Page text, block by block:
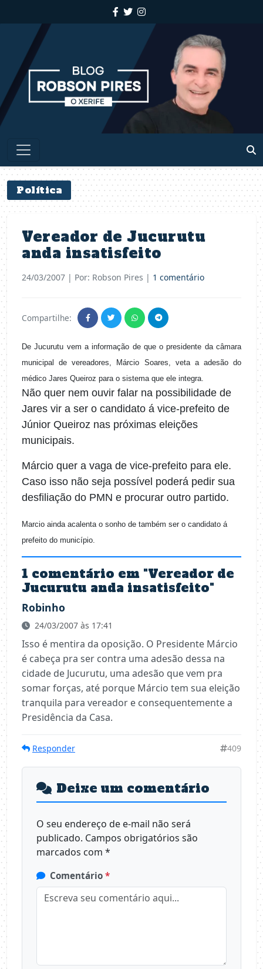
Política
Vereador de Jucurutu
anda insatisfeito
24/03/2007 | Por: Robson Pires | 1 comentário
Compartilhe:
De Jucurutu vem a informação de que o presidente da câmara
municipal de vereadores, Márcio Soares, veta a adesão do
médico Jares Queiroz para o sistema que ele integra.
Não quer nem ouvir falar na possibilidade de
Jares vir a ser o candidato á vice-prefeito de
Júnior Queiroz nas próximas eleições
municipais.
Márcio quer a vaga de vice-prefeito para ele.
Caso isso não seja possível poderá pedir sua
desfiliação do PMN e procurar outro partido.
Marcio ainda acalenta o sonho de também ser o candidato á
prefeito do município.
1 comentário em "Vereador de
Jucurutu anda insatisfeito"
Robinho
24/03/2007 às 17:41
Isso é mentira da oposição. O Presidente Márcio
é cabeça pra ser contra uma adesão dessa na
cidade de Jucurutu, uma adesão que vem pra
somar forças, até porque Márcio tem sua eleição
tranquila para vereador e consequentemente a
Presidência da Casa.
Responder 409
Deixe um comentário
O seu endereço de e-mail não será
publicado. Campos obrigatórios são
marcados com *
Comentário *